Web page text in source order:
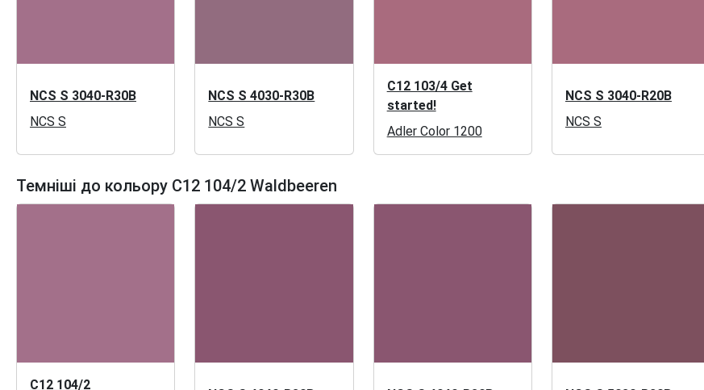
NCS S 3040-R30B
NCS S
NCS S 4030-R30B
NCS S
C12 103/4 Get
started!
Adler Color 1200
NCS S 3040-R20B
NCS S
Темніші до кольору C12 104/2 Waldbeeren
C12 104/2